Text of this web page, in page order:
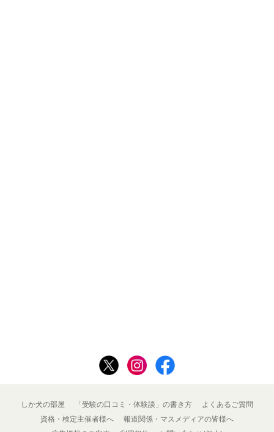
しか犬の部屋 「受験の口コミ・体験談」の書き方
よくあるご質問
資格・検定主催者様へ
報道関係・マスメディアの皆様へ